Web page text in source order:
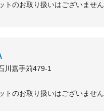
トのお取り扱いはございません
川嘉手苅479-1
トのお取り扱いはございません